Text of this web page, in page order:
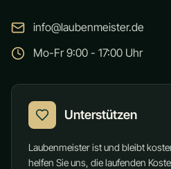
info@laubenmeister.de
Mo-Fr 9:00 - 17:00 Uhr
Unterstützen
Laubenmeister ist und bleibt
helfen Sie uns, die laufenden